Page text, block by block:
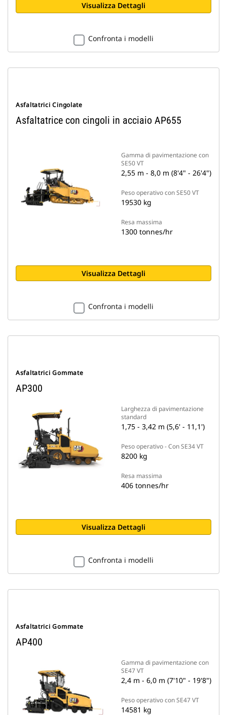
Visualizza Dettagli
Confronta i modelli
Asfaltatrici Cingolate
Asfaltatrice con cingoli in acciaio AP655
Gamma di pavimentazione con
SE50 VT
2,55 m - 8,0 m (8'4" - 26'4")
Peso operativo con SE50 VT
19530 kg
Resa massima
1300 tonnes/hr
Visualizza Dettagli
Confronta i modelli
Asfaltatrici Gommate
AP300
Larghezza di pavimentazione
standard
1,75 - 3,42 m (5,6' - 11,1')
Peso operativo - Con SE34 VT
8200 kg
Resa massima
406 tonnes/hr
Visualizza Dettagli
Confronta i modelli
Asfaltatrici Gommate
AP400
Gamma di pavimentazione con
SE47 VT
2,4 m - 6,0 m (7'10" - 19'8")
Peso operativo con SE47 VT
14581 kg